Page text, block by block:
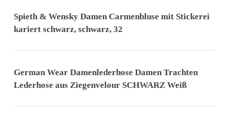
Spieth & Wensky Damen Carmenbluse mit Stickerei
kariert schwarz, schwarz, 32
German Wear Damenlederhose Damen Trachten
Lederhose aus Ziegenvelour SCHWARZ Weiß